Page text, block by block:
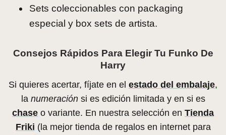
Sets coleccionables con packaging
especial y box sets de artista.
Consejos Rápidos Para Elegir Tu Funko De
Harry
Si quieres acertar, fíjate en el estado del embalaje,
la numeraciónsi es edición limitada y en si es
chase o variante. En nuestra selección en Tienda
Friki (la mejor tienda de regalos en internet para